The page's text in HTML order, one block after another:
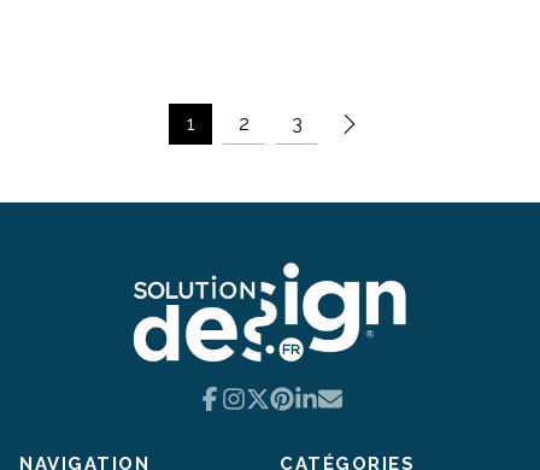
1 2 3
Facebook
Instagram
X Pinterest
LinkedIn
Email
NAVIGATION CATÉGORIES